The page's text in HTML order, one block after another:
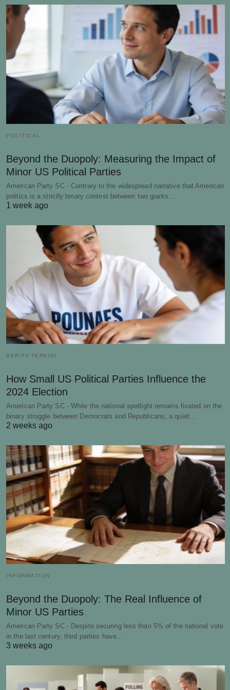
POLITICAL
Beyond the Duopoly: Measuring the Impact of
Minor US Political Parties
American Party SC - Contrary to the widespread narrative that American
politics is a strictly binary contest between two giants,…
1 week ago
BERITA TERKINI
How Small US Political Parties Influence the
2024 Election
American Party SC - While the national spotlight remains fixated on the
binary struggle between Democrats and Republicans, a quiet…
2 weeks ago
INFORMATION
Beyond the Duopoly: The Real Influence of
Minor US Parties
American Party SC - Despite securing less than 5% of the national vote
in the last century, third parties have…
3 weeks ago